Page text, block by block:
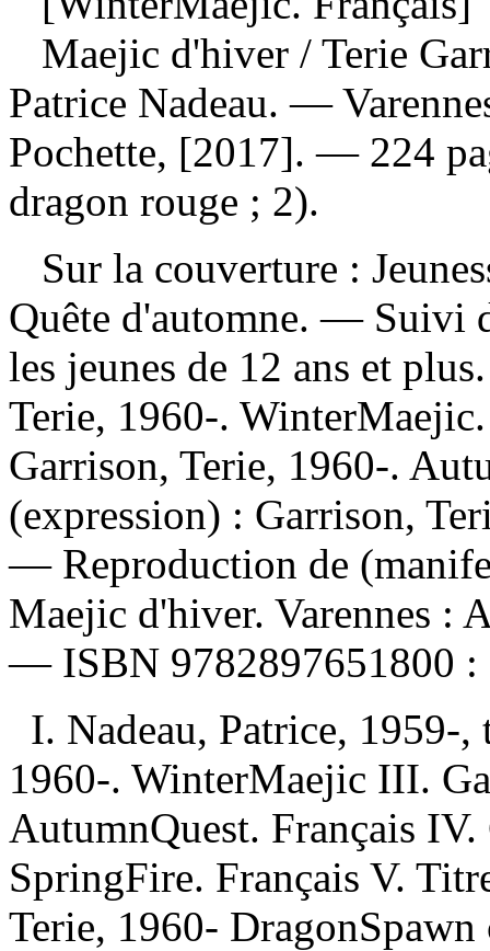
Maejic d'hiver / Terie
Patrice Nadeau. —
Pochette, [2017]. — 224
dragon rouge ; 2).
Sur la couverture :
Quête d'automne. — Suivi
les jeunes de 12 ans et
Terie, 1960-.
Garrison, Terie, 1960-.
(expression) : Garrison,
— Reproduction de
Maejic d'hiver. Varennes :
— ISBN 9782897651800 :
I. Nadeau, Patrice, 1959-
1960-. WinterMaejic III.
AutumnQuest. Français
SpringFire. Français V.
Terie, 1960-